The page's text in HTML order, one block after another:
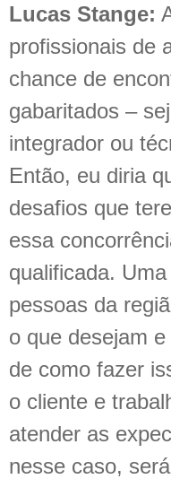
Lucas Stange:
profissionais de
chance de
gabaritados –
integrador ou
Então, eu diria
desafios que
essa
qualificada.
pessoas da
o que desejam
de como fazer
o cliente e
atender as
nesse caso,